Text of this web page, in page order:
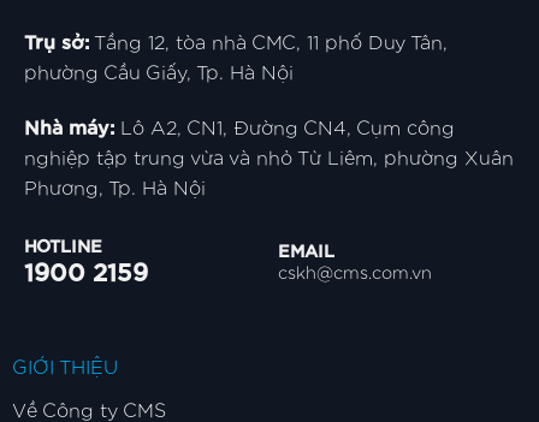
Trụ sở:Tầng 12, tòa nhà CMC, 11 phố Duy Tân,
phường Cầu Giấy, Tp. Hà Nội
Nhà máy:Lô A2, CN1, Đường CN4, Cụm công
nghiệp tập trung vừa và nhỏ Từ Liêm, phường Xuân
Phương, Tp. Hà Nội
HOTLINE
1900 2159
EMAIL
cskh@cms.com.vn
GIỚI THIỆU
Về Công ty CMS